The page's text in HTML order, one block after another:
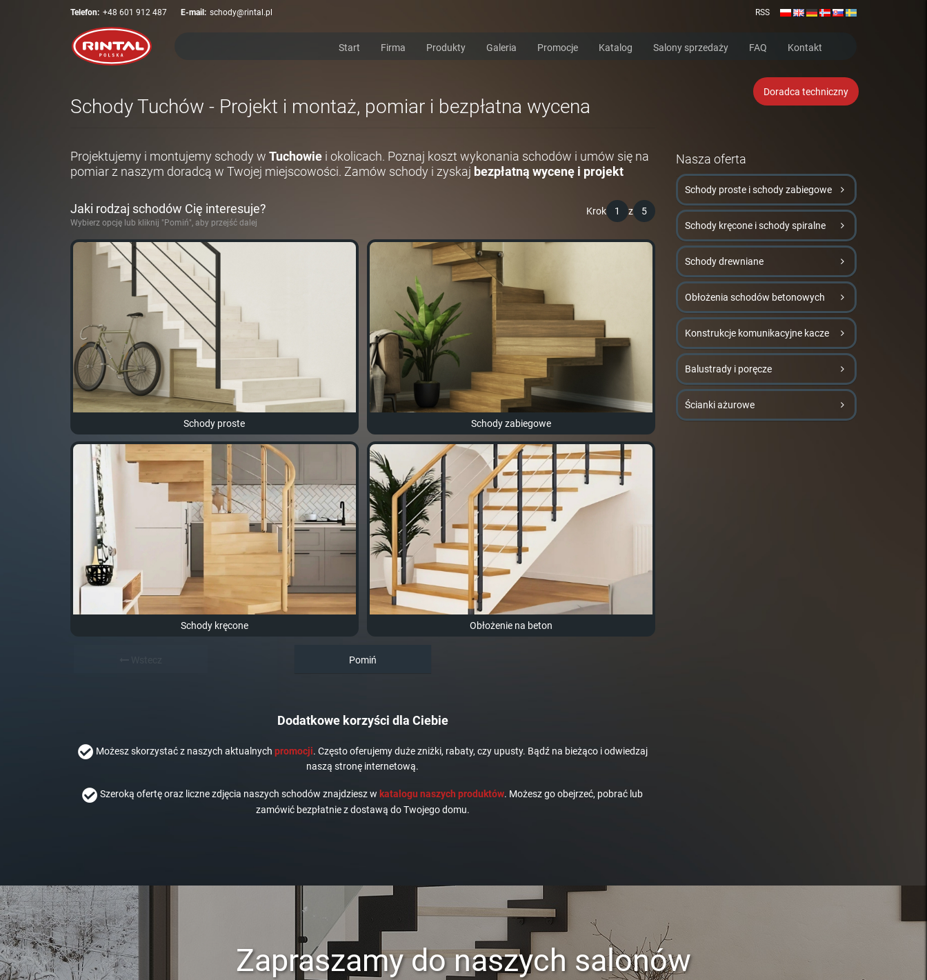
Telefon: +48 601 912 487 E-mail: schody@rintal.pl RSS
Start Firma Produkty Galeria Promocje Katalog Salony sprzedaży FAQ Kontakt
Doradca techniczny
Schody Tuchów - Projekt i montaż, pomiar i bezpłatna wycena
Projektujemy i montujemy schody w Tuchowie i okolicach. Poznaj koszt wykonania schodów i umów się na
pomiar z naszym doradcą w Twojej miejscowości. Zamów schody i zyskaj bezpłatną wycenę i projekt
Krok 1 z 5
Jaki rodzaj schodów Cię interesuje?
Wybierz opcję lub kliknij "Pomiń", aby przejść dalej
Schody proste Schody zabiegowe
Schody kręcone Obłożenie na beton
Pomiń
Dodatkowe korzyści dla Ciebie
Możesz skorzystać z naszych aktualnych promocji. Często oferujemy duże zniżki, rabaty, czy upusty. Bądź na bieżąco i odwiedzaj
naszą stronę internetową.
Szeroką ofertę oraz liczne zdjęcia naszych schodów znajdziesz w katalogu naszych produktów. Możesz go obejrzeć, pobrać lub
zamówić bezpłatnie z dostawą do Twojego domu.
Nasza oferta
Schody proste i schody zabiegowe
Schody kręcone i schody spiralne
Schody drewniane
Obłożenia schodów betonowych
Konstrukcje komunikacyjne kacze
Balustrady i poręcze
Ścianki ażurowe
Zapraszamy do naszych salonów